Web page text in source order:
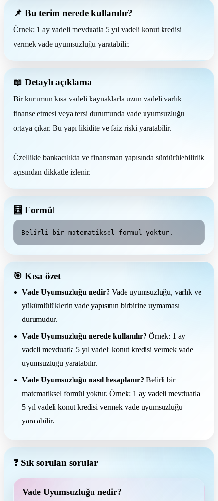
📌 Bu terim nerede kullanılır?
Örnek: 1 ay vadeli mevduatla 5 yıl vadeli konut kredisi
vermek vade uyumsuzluğu yaratabilir.
📖 Detaylı açıklama
Bir kurumun kısa vadeli kaynaklarla uzun vadeli varlık
finanse etmesi veya tersi durumunda vade uyumsuzluğu
ortaya çıkar. Bu yapı likidite ve faiz riski yaratabilir.
Özellikle bankacılıkta ve finansman yapısında sürdürülebilirlik
açısından dikkatle izlenir.
🧮 Formül
Belirli bir matematiksel formül yoktur.
🎯 Kısa özet
Vade Uyumsuzluğu nedir? Vade uyumsuzluğu, varlık ve
yükümlülüklerin vade yapısının birbirine uymaması
durumudur.
Vade Uyumsuzluğu nerede kullanılır? Örnek: 1 ay
vadeli mevduatla 5 yıl vadeli konut kredisi vermek vade
uyumsuzluğu yaratabilir.
Vade Uyumsuzluğu nasıl hesaplanır? Belirli bir
matematiksel formül yoktur. Örnek: 1 ay vadeli mevduatla
5 yıl vadeli konut kredisi vermek vade uyumsuzluğu
yaratabilir.
❓ Sık sorulan sorular
Vade Uyumsuzluğu nedir?